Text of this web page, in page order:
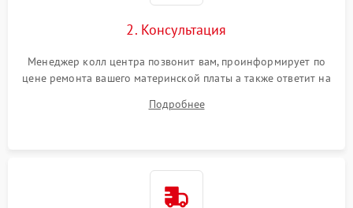
2. Консультация
Менеджер колл центра позвонит вам, проинформирует по
цене ремонта вашего материнской платы а также ответит на
Подробнее